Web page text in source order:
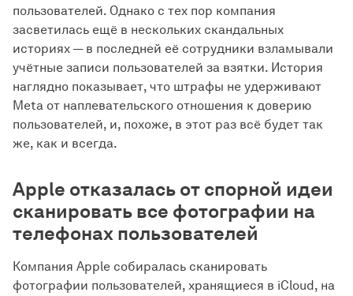
пользователей. Однако с тех пор компания
засветилась ещё в нескольких скандальных
историях — в последней её сотрудники взламывали
учётные записи пользователей за взятки. История
наглядно показывает, что штрафы не удерживают
Meta от наплевательского отношения к доверию
пользователей, и, похоже, в этот раз всё будет так
же, как и всегда.
Apple отказалась от спорной идеи
сканировать все фотографии на
телефонах пользователей
Компания Apple собиралась сканировать
фотографии пользователей, хранящиеся в iCloud, на